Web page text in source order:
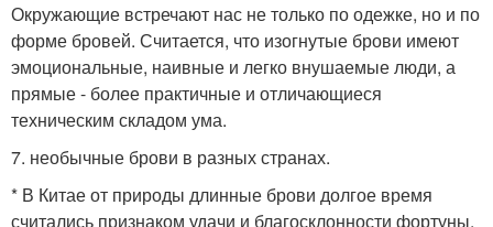
Окружающие встречают нас не только по одежке, но и по
форме бровей. Считается, что изогнутые брови имеют
эмоциональные, наивные и легко внушаемые люди, а
прямые - более практичные и отличающиеся
техническим складом ума.
7. необычные брови в разных странах.
* В Китае от природы длинные брови долгое время
считались признаком удачи и благосклонности фортуны.